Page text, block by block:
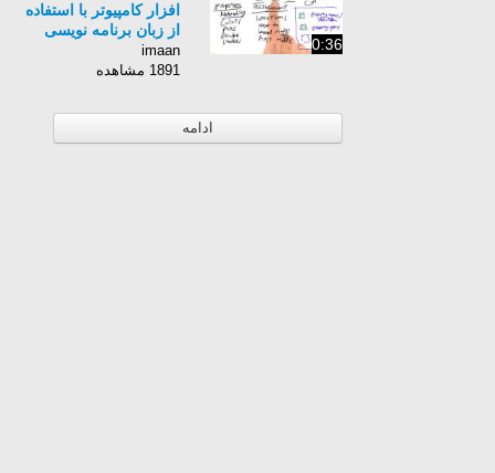
0:36
افزار کامپیوتر با استفاده
از زبان برنامه نویسی
زبان انگلیسی - بخش 77
imaan
1891 مشاهده
ادامه